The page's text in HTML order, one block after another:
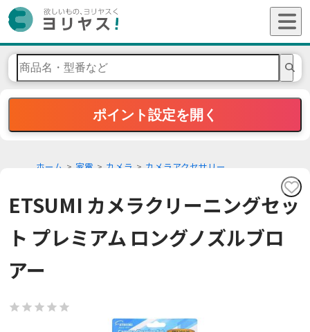
ポイント設定を開く
ホーム 家電 カメラ カメラアクセサリー
ETSUMI カメラクリーニングセッ
ト プレミアム ロングノズルブロ
アー